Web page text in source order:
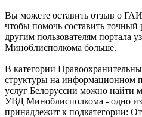
Вы можете оставить отзыв о
чтобы помочь составить
другим пользователям портала
Миноблисполкома больше.
В категории
структуры на информационном
услуг Белоруссии можно найти
УВД Миноблисполкома - одно из
принадлежит к подкатегории: